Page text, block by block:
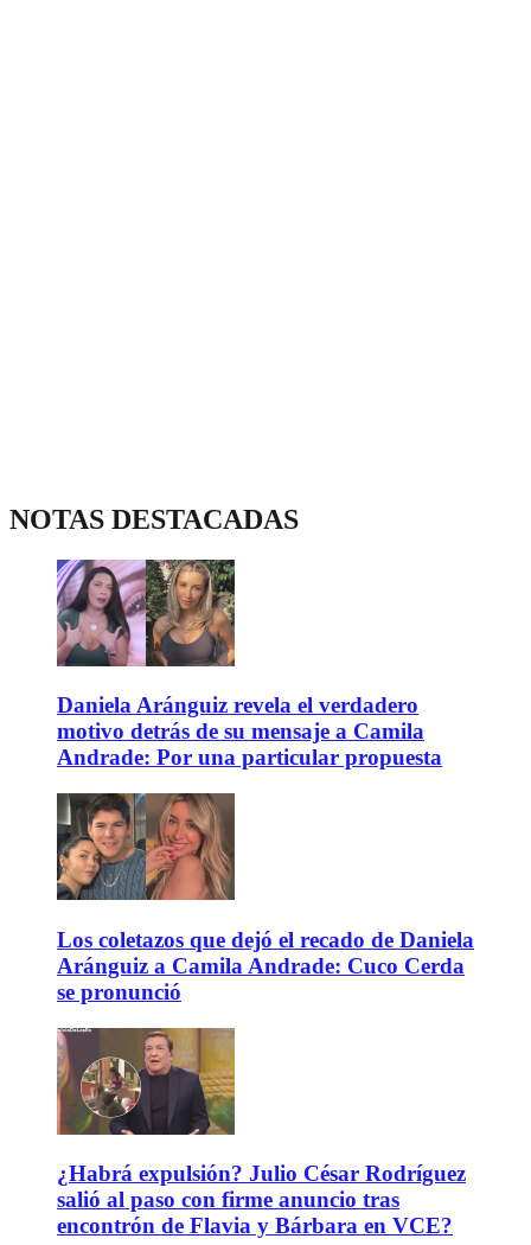
NOTAS DESTACADAS
Daniela Aránguiz revela el verdadero
motivo detrás de su mensaje a Camila
Andrade: Por una particular propuesta
Los coletazos que dejó el recado de Daniela
Aránguiz a Camila Andrade: Cuco Cerda
se pronunció
¿Habrá expulsión? Julio César Rodríguez
salió al paso con firme anuncio tras
encontrón de Flavia y Bárbara en VCE?